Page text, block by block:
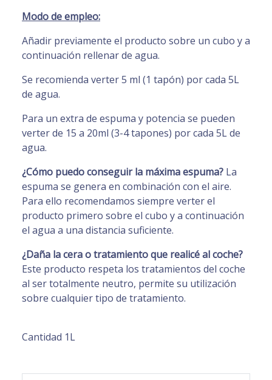
Modo de empleo:
Añadir previamente el producto sobre un cubo y a
continuación rellenar de agua.
Se recomienda verter 5 ml (1 tapón) por cada 5L
de agua.
Para un extra de espuma y potencia se pueden
verter de 15 a 20ml (3-4 tapones) por cada 5L de
agua.
¿Cómo puedo conseguir la máxima espuma? La
espuma se genera en combinación con el aire.
Para ello recomendamos siempre verter el
producto primero sobre el cubo y a continuación
el agua a una distancia suficiente.
¿Daña la cera o tratamiento que realicé al coche?
Este producto respeta los tratamientos del coche
al ser totalmente neutro, permite su utilización
sobre cualquier tipo de tratamiento.
Cantidad 1L